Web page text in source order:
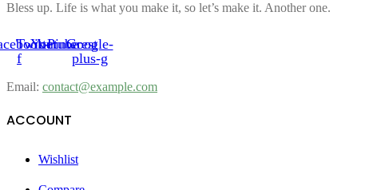
Bless up. Life is what you make it, so let’s make it. Another one.
f
Twitter
Youtube
Pinterest
Google-
plus-g
Email: contact@example.com
ACCOUNT
Wishlist